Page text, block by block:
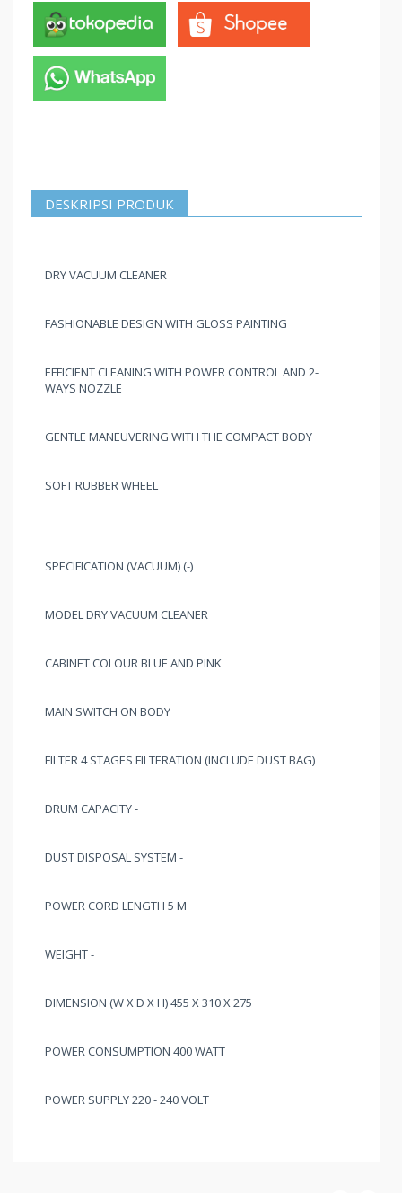
DESKRIPSI PRODUK
DRY VACUUM CLEANER
FASHIONABLE DESIGN WITH GLOSS PAINTING
EFFICIENT CLEANING WITH POWER CONTROL AND 2-
WAYS NOZZLE
GENTLE MANEUVERING WITH THE COMPACT BODY
SOFT RUBBER WHEEL
SPECIFICATION (VACUUM) (-)
MODEL DRY VACUUM CLEANER
CABINET COLOUR BLUE AND PINK
MAIN SWITCH ON BODY
FILTER 4 STAGES FILTERATION (INCLUDE DUST BAG)
DRUM CAPACITY -
DUST DISPOSAL SYSTEM -
POWER CORD LENGTH 5 M
WEIGHT -
DIMENSION (W X D X H) 455 X 310 X 275
POWER CONSUMPTION 400 WATT
POWER SUPPLY 220 - 240 VOLT